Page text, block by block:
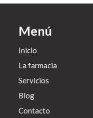
Menú
Inicio
La farmacia
Servicios
Blog
Contacto